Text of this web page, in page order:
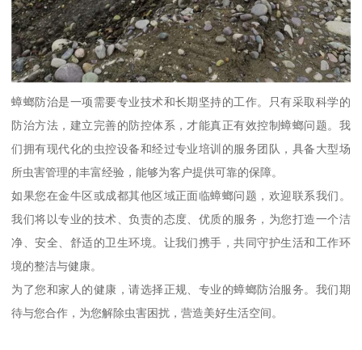
蟑螂防治是一项需要专业技术和长期坚持的工作。只有采取科学的
防治方法，建立完善的防控体系，才能真正有效控制蟑螂问题。我
们拥有现代化的虫控设备和经过专业培训的服务团队，具备大型场
所虫害管理的丰富经验，能够为客户提供可靠的保障。
如果您在金牛区或成都其他区域正面临蟑螂问题，欢迎联系我们。
我们将以专业的技术、负责的态度、优质的服务，为您打造一个洁
净、安全、舒适的卫生环境。让我们携手，共同守护生活和工作环
境的整洁与健康。
为了您和家人的健康，请选择正规、专业的蟑螂防治服务。我们期
待与您合作，为您解除虫害困扰，营造美好生活空间。